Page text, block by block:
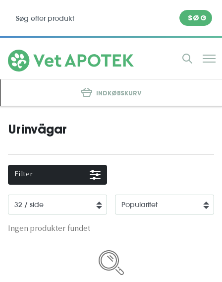
SØG
INDKØBSKURV
Urinvägar
Filter
Ingen produkter fundet